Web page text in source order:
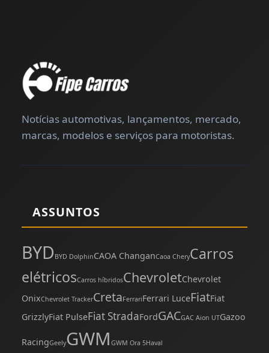
Notícias automotivas, lançamentos, mercado,
marcas, modelos e serviços para motoristas.
ASSUNTOS
BYD BYD DolphinCAOA ChanganCaoa CheryCarros
elétricosCarros híbridosChevroletChevrolet
OnixChevrolet TrackerCretaFerrariFerrari LuceFiatFiat
GrizzlyFiat PulseFiat StradaFordGACGAC Aion UTGazoo
RacingGeelyGWM GWM Ora 5Haval